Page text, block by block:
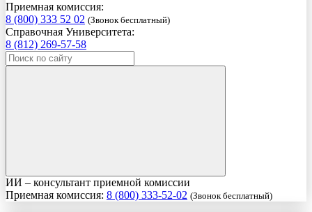
Приемная комиссия:
8 (800) 333 52 02 (Звонок бесплатный)
Справочная Университета:
8 (812) 269-57-58
ИИ – консультант приемной комиссии
Приемная комиссия: 8 (800) 333-52-02 (Звонок бесплатный)